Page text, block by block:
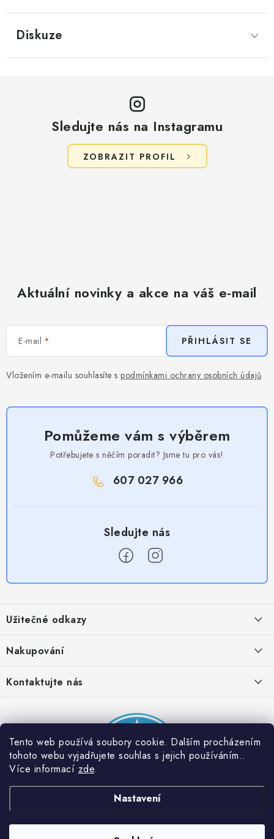
Tento web používá soubory cookie. Dalším procházením
tohoto webu vyjadřujete souhlas s jejich používáním..
Více informací zde.
Nastavení
Diskuze
Sledujte nás na Instagramu
ZOBRAZIT PROFIL
Aktuální novinky a akce na váš e-mail
E-mail
Vložením e-mailu souhlasíte s podmínkami ochrany osobních údajů
PŘIHLÁSIT SE
Pomůžeme vám s výběrem
Potřebujete s něčím poradit? Jsme tu pro vás!
607 027 966
p
a
Užitečné odkazy
Obchodní podmínky
Provizní systém
Partner stránek: Super plecháček
Nakupování
Časté otázky
Podmínky akce 2 + 1 zdarma
Kontaktujte nás